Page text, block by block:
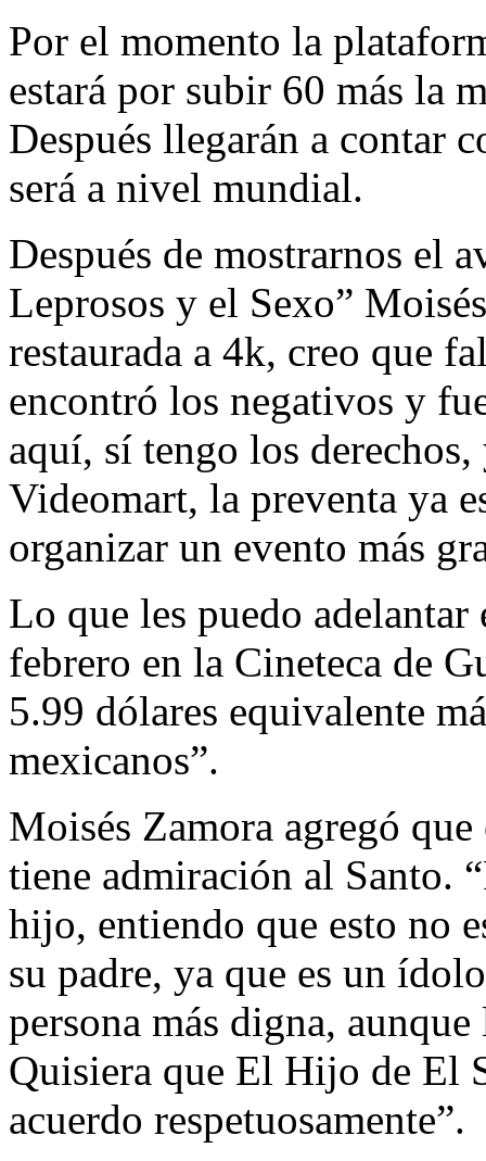
Por el momento la
estará por subir 60 más la
Después llegarán a contar
será a nivel mundial.
Después de mostrarnos el
Leprosos y el Sexo”
restaurada a 4k, creo que
encontró los negativos y
aquí, sí tengo los
Videomart, la preventa ya
organizar un evento más
Lo que les puedo adelantar
febrero en la Cineteca de
5.99 dólares equivalente
mexicanos”.
Moisés Zamora agregó
tiene admiración al Santo.
hijo, entiendo que esto no
su padre, ya que es un
persona más digna,
Quisiera que El Hijo de El
acuerdo respetuosamente”.